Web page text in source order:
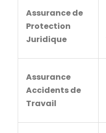
Assurance de
Protection
Juridique
Assurance
Accidents de
Travail